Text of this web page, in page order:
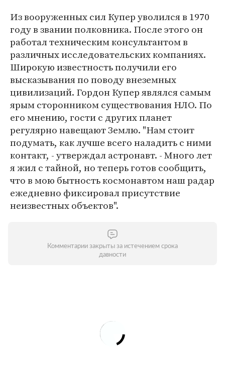
Из вооруженных сил Купер уволился в 1970
году в звании полковника. После этого он
работал техническим консультантом в
различных исследовательских компаниях.
Широкую известность получили его
высказывания по поводу внеземных
цивилизаций. Гордон Купер являлся самым
ярым сторонником существования НЛО. По
его мнению, гости с других планет
регулярно навещают Землю. "Нам стоит
подумать, как лучше всего наладить с ними
контакт, - утверждал астронавт. - Много лет
я жил с тайной, но теперь готов сообщить,
что в мою бытность космонавтом наш радар
ежедневно фиксировал присутствие
неизвестных объектов".
Комментарии закрыты за истечением срока
давности